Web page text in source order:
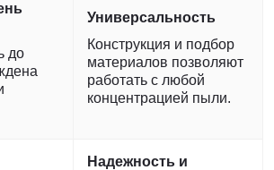
до
Универсальность
Конструкция и подбор
материалов позволяют
работать с любой
концентрацией пыли.
Надежность и